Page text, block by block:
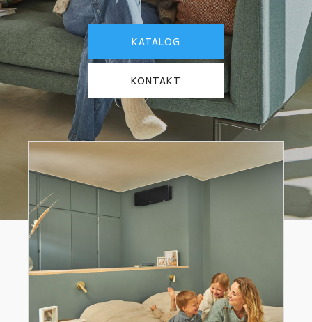
KATALOG
KONTAKT